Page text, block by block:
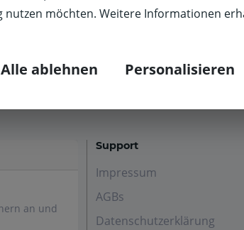
an und
Support
Impressum
AGBs
Datenschutzerklärung
möchten. Weitere Informationen
ablehnen Personalisieren